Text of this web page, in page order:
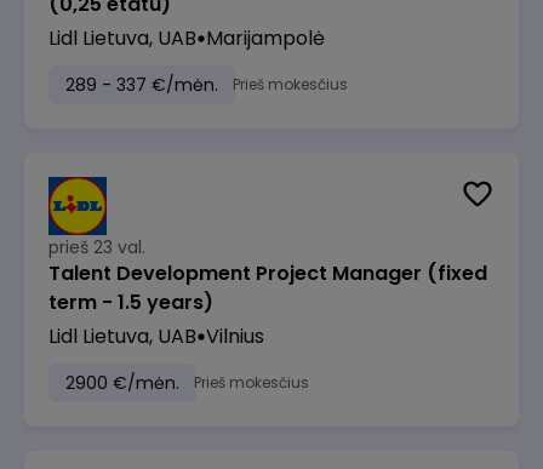
Lidl Lietuva, UAB Marijampolė
289 - 337 €/mėn. Prieš mokesčius
prieš 23 val.
Talent Development Project Manager (fixed
term - 1.5 years)
Lidl Lietuva, UAB Vilnius
2900 €/mėn. Prieš mokesčius